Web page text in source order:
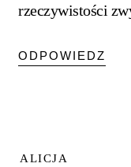
rzeczywistości
ODPOWIEDZ
ALICJA